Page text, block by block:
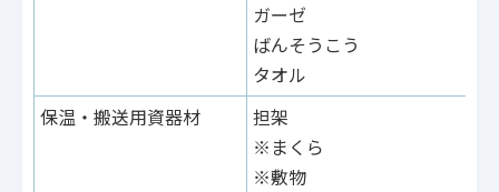
ガーゼ
ばんそうこう
タオル
保温・搬送用資器材
担架
※まくら
※敷物